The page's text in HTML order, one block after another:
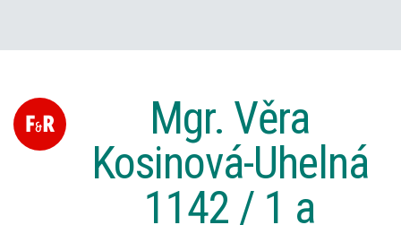
Mgr. Věra
Kosinová-Uhelná
1142 / 1 a